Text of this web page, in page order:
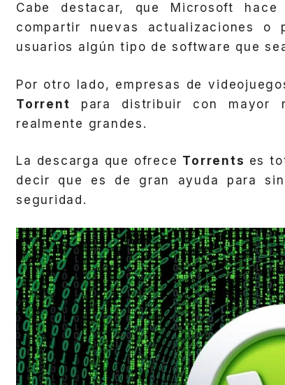
Cabe destacar, que Microsoft
compartir nuevas actualizaciones o
usuarios algún tipo de software que
Por otro lado, empresas de
Torrent
para distribuir con mayor
realmente grandes.
La descarga que ofrece Torrents es
decir que es de gran ayuda para
seguridad.